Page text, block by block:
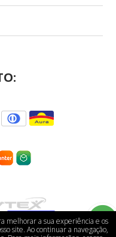
melhorar a sua experiência e os
site. Ao continuar a navegação,